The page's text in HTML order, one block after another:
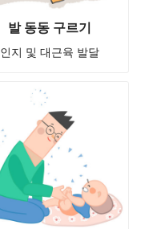
발 동동 구르기
인지 및 대근육 발달